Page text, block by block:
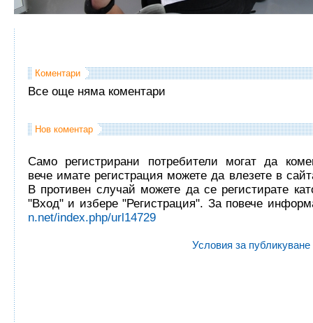
Коментари
Все още няма коментари
Нов коментар
Само регистрирани потребители могат да
вече имате регистрация можете да влезете в
В противен случай можете да се регистирате
"Вход" и избере "Регистрация". За повече
n.net/index.php/url14729
Условия за